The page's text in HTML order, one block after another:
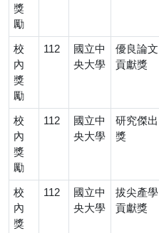
獎
勵
校
內
獎
勵
112
國立中
央大學
優良論文
貢獻獎
校
內
獎
勵
112
國立中
央大學
研究傑出
獎
校
內
獎
112
國立中
央大學
拔尖產學
貢獻獎